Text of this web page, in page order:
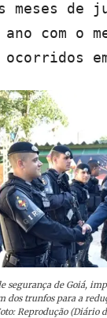
meses de
com o
segurança de Goiá,
dos trunfos para a
Reprodução (Diário